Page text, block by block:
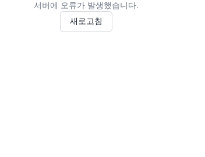
서버에 오류가 발생했습니다.
새로고침